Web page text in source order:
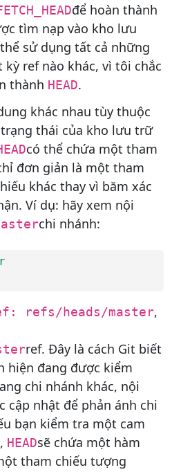
để hoàn thành
tìm nạp vào kho lưu
sử dụng tất cả những
ref nào khác, vì tôi chắc
thành HEAD.
khác nhau tùy thuộc
thái của kho lưu trữ
có thể chứa một tham
đơn giản là một tham
khác thay vì băm xác
Ví dụ: hãy xem nội
chi nhánh:
refs/heads/master,
ref. Đây là cách Git biết
hiện đang được kiểm
chi nhánh khác, nội
cập nhật để phản ánh chi
bạn kiểm tra một cam
HEADsẽ chứa một hàm
tham chiếu tượng